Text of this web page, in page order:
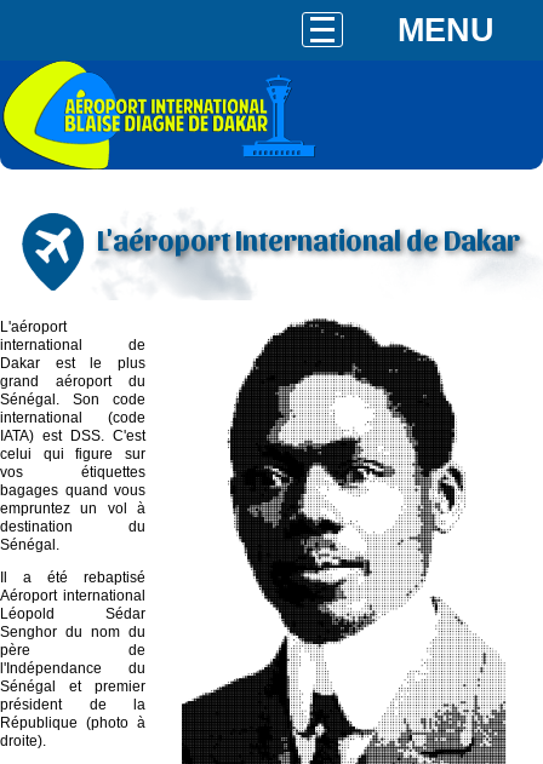
MENU
L'aéroport International de Dakar
L'aéroport
international de
Dakar est le plus
grand aéroport du
Sénégal. Son code
international (code
IATA) est DSS. C'est
celui qui figure sur
vos étiquettes
bagages quand vous
empruntez un vol à
destination du
Sénégal.
Il a été rebaptisé
Aéroport international
Léopold Sédar
Senghor du nom du
père de
l'Indépendance du
Sénégal et premier
président de la
République (photo à
droite).